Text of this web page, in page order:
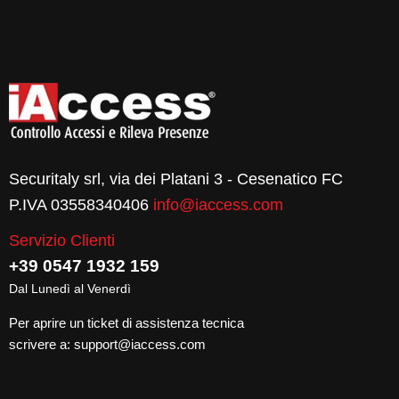
Securitaly srl, via dei Platani 3 - Cesenatico FC
P.IVA 03558340406 info@iaccess.com
Servizio Clienti
+39 0547 1932 159
Dal Lunedì al Venerdì
Per aprire un ticket di assistenza tecnica
scrivere a: support@iaccess.com